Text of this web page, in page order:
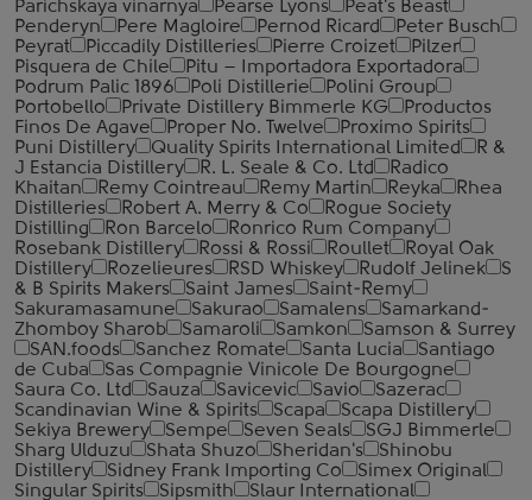
Parichskaya vinarnya
Pearse Lyons
Peat's Beast
Penderyn
Pere Magloire Pernod Ricard
Peter Busch
Peyrat
Piccadily Distilleries Pierre Croizet
Pilzer
Pisquera de Chile
Pitu – Importadora Exportadora
Podrum Palic 1896
Poli Distillerie
Polini Group
Portobello
Private Distillery Bimmerle KG
Productos
Finos De Agave
Proper No. Twelve
Proximo Spirits
Puni Distillery
Quality Spirits International Limited
R &
J Estancia Distillery
R. L. Seale & Co. Ltd
Radico
Khaitan
Remy Cointreau Remy Martin Reyka
Rhea
Distilleries
Robert A. Merry & Co
Rogue Society
Distilling
Ron Barcelo
Ronrico Rum Company
Rosebank Distillery
Rossi & Rossi Roullet
Royal Oak
Distillery
Rozelieures RSD Whiskey Rudolf Jelinek
S
& B Spirits Makers
Saint James
Saint-Remy
Sakuramasamune
Sakurao Samalens
Samarkand-
Zhomboy Sharob
Samaroli Samkon
Samson & Surrey
SAN.foods
Sanchez Romate Santa Lucia
Santiago
de Cuba
Sas Compagnie Vinicole De Bourgogne
Saura Co. Ltd
Sauza Savicevic Savio
Sazerac
Scandinavian Wine & Spirits
Scapa
Scapa Distillery
Sekiya Brewery
Sempe Seven Seals
SGJ Bimmerle
Sharg Ulduzu
Shata Shuzo Sheridan's
Shinobu
Distillery
Sidney Frank Importing Co
Simex Original
Singular Spirits
Sipsmith
Slaur International